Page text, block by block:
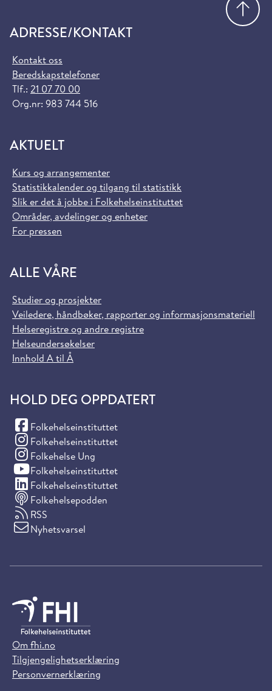
ADRESSE/KONTAKT
Kontakt oss
Beredskapstelefoner
Tlf.: 21 07 70 00
Org.nr: 983 744 516
AKTUELT
Kurs og arrangementer
Statistikkalender og tilgang til statistikk
Slik er det å jobbe i Folkehelseinstituttet
Områder, avdelinger og enheter
For pressen
ALLE VÅRE
Studier og prosjekter
Veiledere, håndbøker, rapporter og informasjonsmateriell
Helseregistre og andre registre
Helseundersøkelser
Innhold A til Å
HOLD DEG OPPDATERT
Folkehelseinstituttet
(Facebook)
Folkehelseinstituttet
(Instagram)
Folkehelse Ung
(Instagram)
Folkehelseinstituttet
(YouTube)
Folkehelseinstituttet
(LinkedIn)
Folkehelsepodden
RSS
Nyhetsvarsel
Om fhi.no
Tilgjengelighetserklæring
Personvernerklæring